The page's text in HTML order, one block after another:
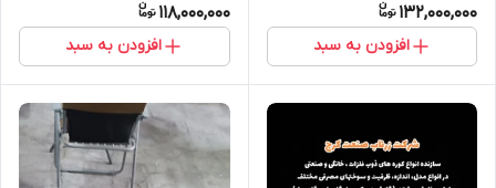
132,000,000
افزودن به سبد
118,000,000
افزودن به سبد